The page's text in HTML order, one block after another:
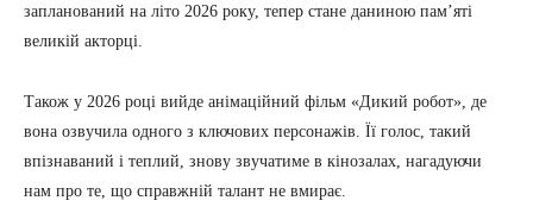
запланований на літо 2026 року, тепер стане даниною пам’яті
великій акторці.
Також у 2026 році вийде анімаційний фільм «Дикий робот», де
вона озвучила одного з ключових персонажів. Її голос, такий
впізнаваний і теплий, знову звучатиме в кінозалах, нагадуючи
нам про те, що справжній талант не вмирає.